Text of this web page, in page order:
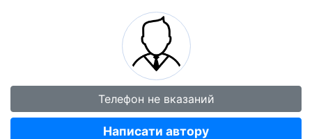
Телефон не вказаний
Написати автору